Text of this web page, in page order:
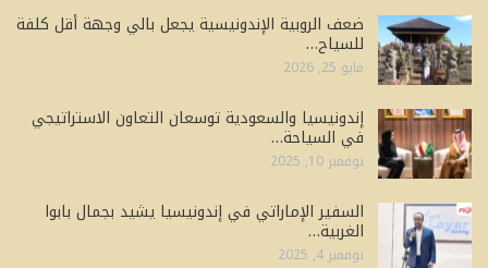
ضعف الروبية الإندونيسية يجعل بالي وجهة أقل كلفة
للسياح…
مايو 25, 2026
إندونيسيا والسعودية توسعان التعاون الاستراتيجي
في السياحة…
نوفمبر 10, 2025
السفير الإماراتي في إندونيسيا يشيد بجمال بابوا
الغربية…
نوفمبر 4, 2025